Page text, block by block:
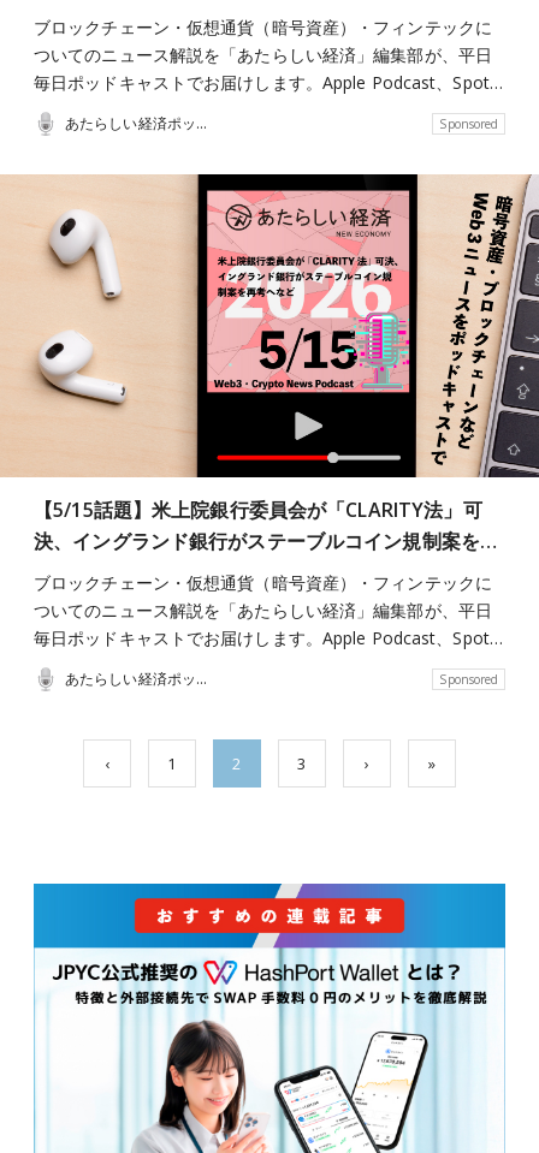
ブロックチェーン・仮想通貨（暗号資産）・フィンテックに
ついてのニュース解説を「あたらしい経済」編集部が、平日
毎日ポッドキャストでお届けします。Apple Podcast、Spot…
あたらしい経済ポッドキャスト Sponsored
【5/15話題】米上院銀行委員会が「CLARITY法」可
決、イングランド銀行がステーブルコイン規制案を…
ブロックチェーン・仮想通貨（暗号資産）・フィンテックに
ついてのニュース解説を「あたらしい経済」編集部が、平日
毎日ポッドキャストでお届けします。Apple Podcast、Spot…
あたらしい経済ポッドキャスト Sponsored
‹ 1 2 3 › »